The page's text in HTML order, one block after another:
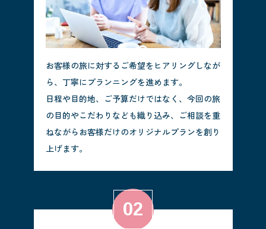
お客様の旅に対するご希望をヒアリングしなが
ら、丁寧にプランニングを進めます。
日程や目的地、ご予算だけではなく、今回の旅
の目的やこだわりなども織り込み、ご相談を重
ねながらお客様だけのオリジナルプランを創り
上げます。